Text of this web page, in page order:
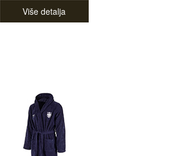
Više detalja